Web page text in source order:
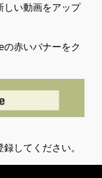
しい動画をアップ
の赤いバナーをク
してください。